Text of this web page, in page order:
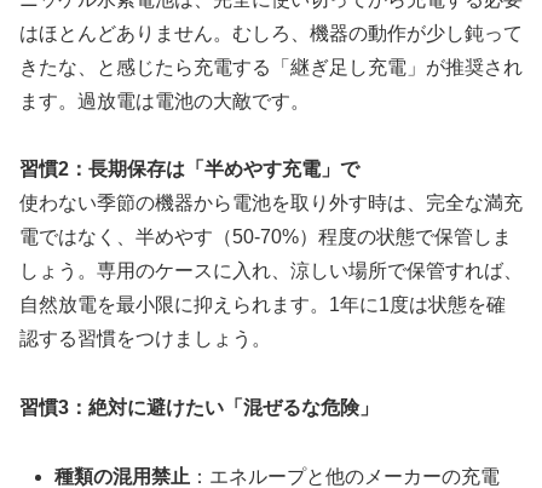
はほとんどありません。むしろ、機器の動作が少し鈍って
きたな、と感じたら充電する「継ぎ足し充電」が推奨され
ます。過放電は電池の大敵です。
習慣2：長期保存は「半めやす充電」で
使わない季節の機器から電池を取り外す時は、完全な満充
電ではなく、半めやす（50-70%）程度の状態で保管しま
しょう。専用のケースに入れ、涼しい場所で保管すれば、
自然放電を最小限に抑えられます。1年に1度は状態を確
認する習慣をつけましょう。
習慣3：絶対に避けたい「混ぜるな危険」
種類の混用禁止 ：エネループと他のメーカーの充電